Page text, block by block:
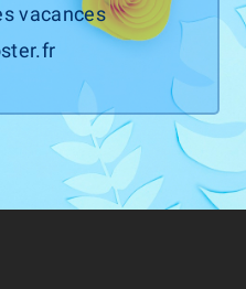
COMPONENT
Télécommande Valves
PORSCHE MACAN
& S (2014-2018) (ASR)
380,00 €
vacances